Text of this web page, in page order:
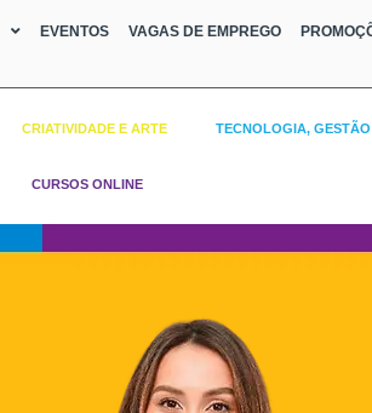
EVENTOS VAGAS DE EMPREGO
CRIATIVIDADE E ARTE TECNOLOGIA,
CURSOS ONLINE